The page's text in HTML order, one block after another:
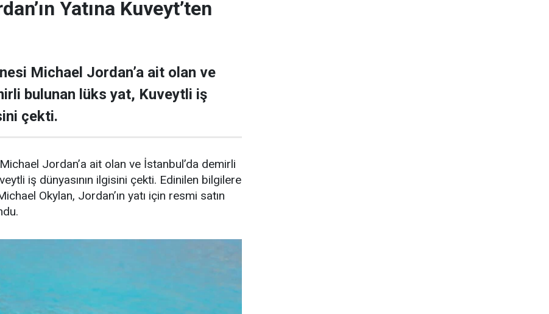
Yatına Kuveyt’ten
Michael Jordan’a ait olan ve
bulunan lüks yat, Kuveytli iş
çekti.
Jordan’a ait olan ve İstanbul’da demirli
iş dünyasının ilgisini çekti. Edinilen bilgilere
Okylan, Jordan’ın yatı için resmi satın